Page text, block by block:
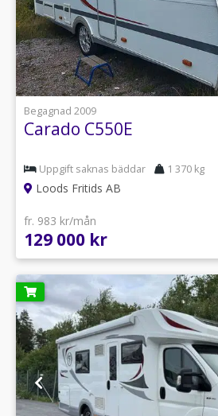
Begagnad 2009
Carado C550E
Uppgift saknas bäddar 1 370 kg
Loods Fritids AB
fr. 983 kr/mån
129 000 kr